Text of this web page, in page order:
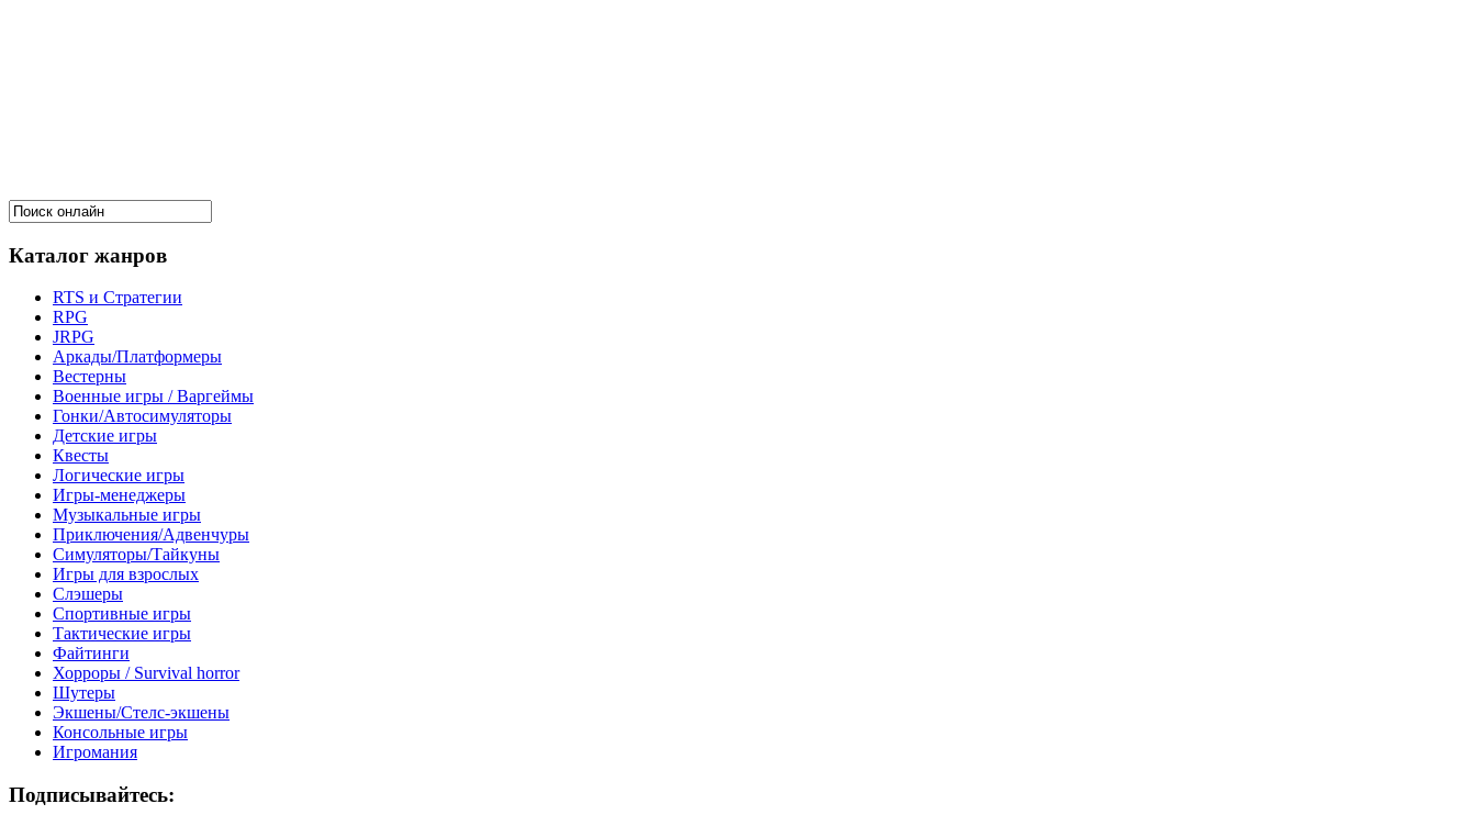
Каталог жанров
RTS и Стратегии
RPG
JRPG
Аркады/Платформеры
Вестерны
Военные игры / Варгеймы
Гонки/Автосимуляторы
Детские игры
Квесты
Логические игры
Игры-менеджеры
Музыкальные игры
Приключения/Адвенчуры
Симуляторы/Тайкуны
Игры для взрослых
Слэшеры
Спортивные игры
Тактические игры
Файтинги
Хорроры / Survival horror
Шутеры
Экшены/Стелс-экшены
Консольные игры
Игромания
Подписывайтесь: